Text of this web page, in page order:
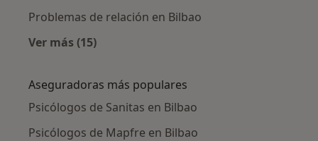
Problemas de relación en Bilbao
Ver más (15)
Aseguradoras más populares
Psicólogos de Sanitas en Bilbao
Psicólogos de Mapfre en Bilbao